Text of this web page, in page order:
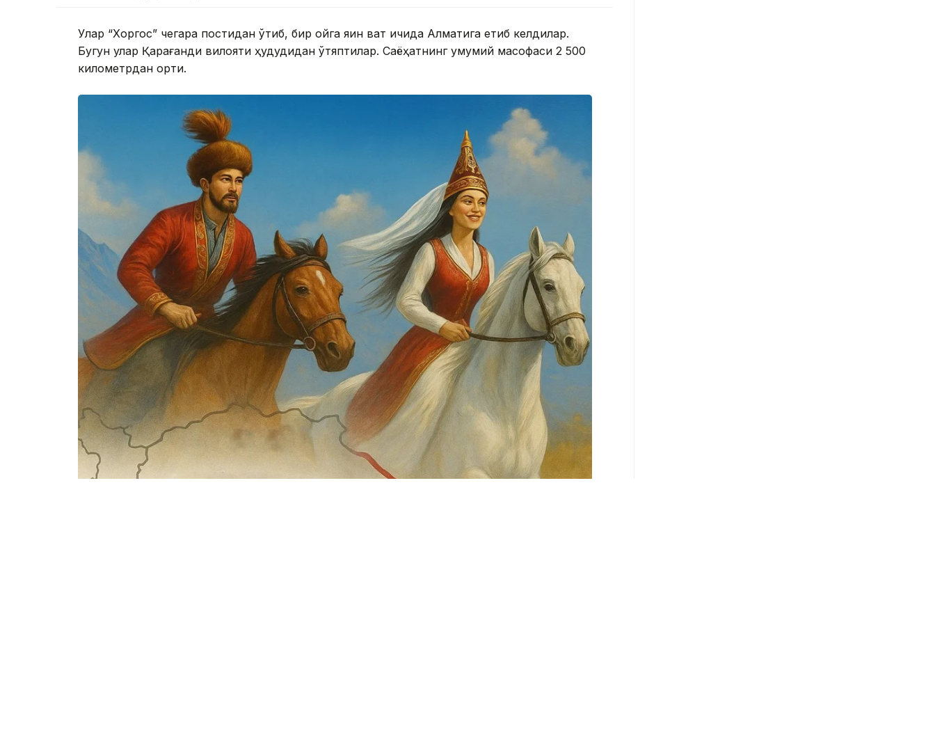
Улар “Хоргос” чегара постидан ўтиб, бир ойга яқин вақт ичида Алматига етиб келдилар.
Бугун улар Қарағанди вилояти ҳудудидан ўтяптилар. Саёҳатнинг умумий масофаси 2 500
километрдан ортиқ.